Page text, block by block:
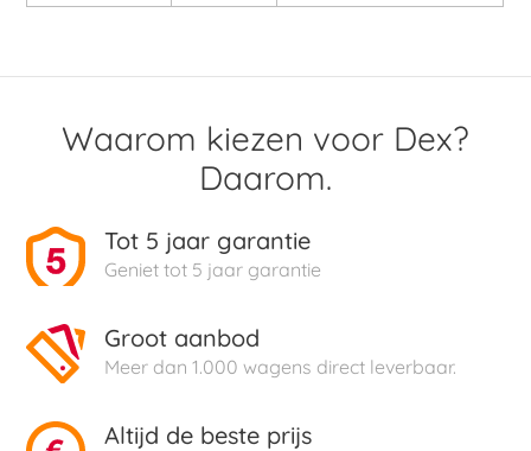
Waarom kiezen voor Dex?
Daarom.
Tot 5 jaar garantie
Geniet tot 5 jaar garantie
Groot aanbod
Meer dan 1.000 wagens direct leverbaar.
Altijd de beste prijs